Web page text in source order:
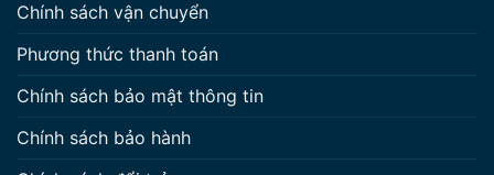
Chính sách vận chuyển
Phương thức thanh toán
Chính sách bảo mật thông tin
Chính sách bảo hành